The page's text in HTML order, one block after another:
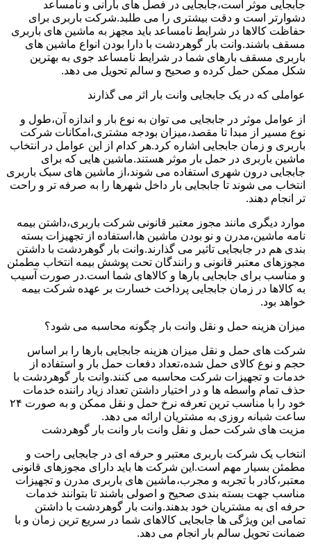
جابجایی موثر است،جابجایی در فصل های بارانی و نامساعد
دشوارتر است و دقت بیشتری را می طلبد.شرکت باربری برای
حفاظت کالاها در شرایط نامساعد باید مجهز به ماشین های باربری
مسقف باشند.وانت بار گوهردشت با دارا بودن انواع ماشین های
باربری مسقف بارهای شما در شرایط نامساعد جوی به بهترین
شکل ممکن حمل کرده و صحیح و سالم تحویل می دهد.
عواملی که در یک جابجایی وانت بار اثر می گذارند
از عوامل موثر در جابجایی می توان به نوع بار و اندازه آن،طول و
نوع مسیر از مبدا تا مقصد،میزان بودجه مشتری،امکانات شرکت
باربری و زمان جابجایی اشاره کرد.هر کدام از این عوامل در انتخاب
ماشین باربری در حمل بار موثر هستند.ماشین هایی که برای
جابجایی درون شهری استفاده می شوند،از ماشین های سبک باربری
انتخاب می شوند تا جابجایی بار داخل شهرها را به صرفه تر و راحت
تر انجام دهند.
موارد دیگری مانند مجوز معتبر قانونی شرکت باربری،داشتن بیمه
نامه ماشین،مدرن و نو بودن ماشین ها،استفاده از تجهیزات بسته
بندی هم در جابجایی تاثیر می گذارند.وانت بار گوهردشت با داشتن
مجوزهای معتبر قانونی و رانندگان تحت پوشش بیمه انتخاب مطمئن
و مناسب برای جابجایی بارها و کالاهای شما است.در صورت آسیب
به کالاها در زمان جابجایی پرداخت خسارت بر عهده شرکت بیمه
خواهد بود.
میزان هزینه حمل و نقل وانت بار چگونه محاسبه می شود؟
شرکت های حمل و نقل میزان هزینه جابجایی بارها را بر اساس
حجم و نوع کالای حمل شده،تعداد دفعات حمل بار و استفاده از
خدمات و تجهیزات شرکت محاسبه می کنند.وانت بار گوهردشت با
حذف تمام واسطه ها و در اختیار داشتن تعداد زیاد راننده خدمات
خود را با مناسب ترین تعرفه نرخ حمل و نقل ممکن و به صورت ۲۴
ساعت شبانه روزی به مشتریان ارائه می دهد.
مزیت های شرکت حمل و نقل وانت بار وانت بار گوهردشت
انتخاب یک شرکت باربری معتبر و حرفه ای در جابجایی راحت و
مطمئن بسیار مهم است.این شرکت ها باید دارای مجوزهای قانونی
معتبر،کادر با تجربه و مجرب،ماشین های باربری مدرن و تجهیزات
مناسب جهت بسته بندی صحیح و اصولی باشند تا بتوانند خدمات
حرفه ای به مشتریان خود بدهند.وانت بار گوهردشت با داشتن
تمامی این ویژگی ها جابجایی کالاهای شما در سریع ترین زمان و با
ضمانت تحویل سالم بار انجام می دهد.